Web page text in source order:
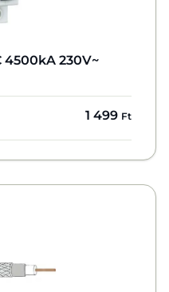
4500kA 230V~
1 499 Ft